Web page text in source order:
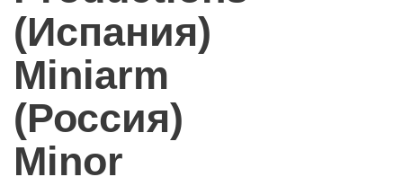
(Испания)
Miniarm
(Россия)
Minor